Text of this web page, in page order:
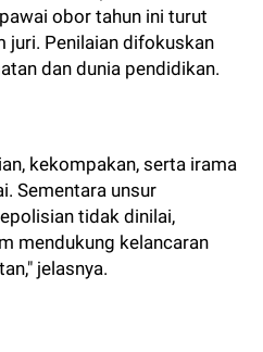
obor tahun ini turut
juri. Penilaian difokuskan
dan dunia pendidikan.
kekompakan, serta irama
Sementara unsur
tidak dinilai,
mendukung kelancaran
jelasnya.